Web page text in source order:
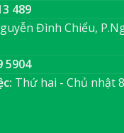
489
Đình Chiểu,
5904
Thứ hai - Chủ nhật